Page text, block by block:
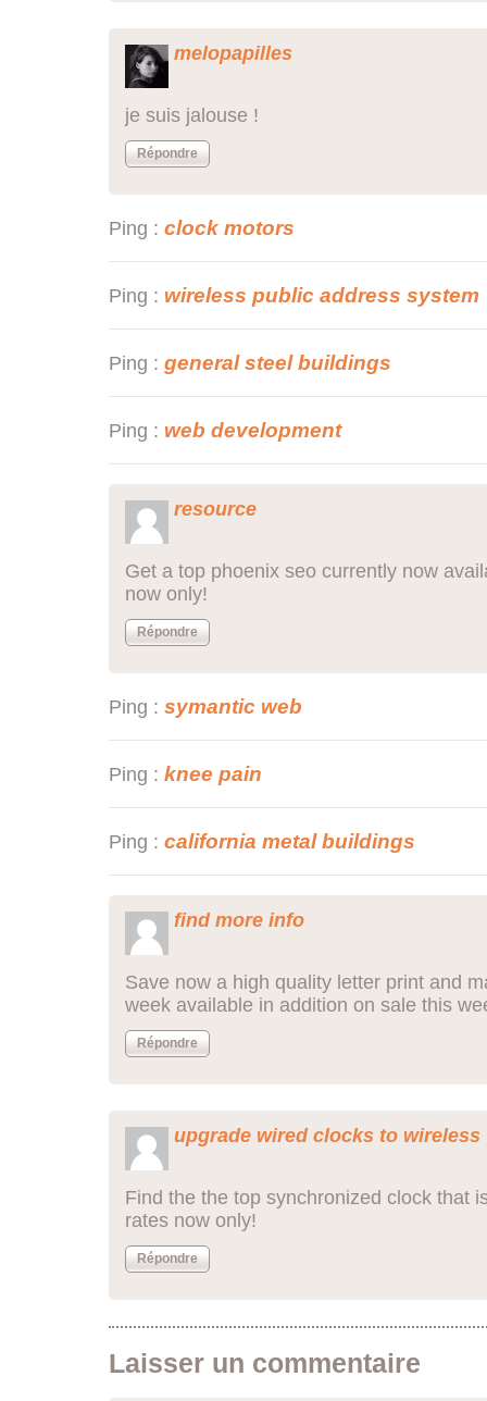
melopapilles
je suis jalouse !
Répondre
Ping : clock motors
Ping : wireless public address system
Ping : general steel buildings
Ping : web development
resource
Get a top phoenix seo currently now
now only!
Répondre
Ping : symantic web
Ping : knee pain
Ping : california metal buildings
find more info
Save now a high quality letter print and
week available in addition on sale this
Répondre
upgrade wired clocks to wireless
Find the the top synchronized clock that
rates now only!
Répondre
Laisser un commentaire